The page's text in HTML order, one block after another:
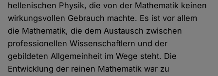
hellenischen Physik, die von der Mathematik keinen
wirkungsvollen Gebrauch machte. Es ist vor allem
die Mathematik, die dem Austausch zwischen
professionellen Wissenschaftlern und der
gebildeten Allgemeinheit im Wege steht. Die
Entwicklung der reinen Mathematik war zu